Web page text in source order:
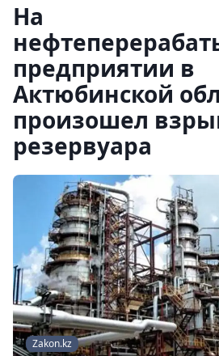
На
предприятии в
Актюбинской
произошел
резервуара
Zakon.kz